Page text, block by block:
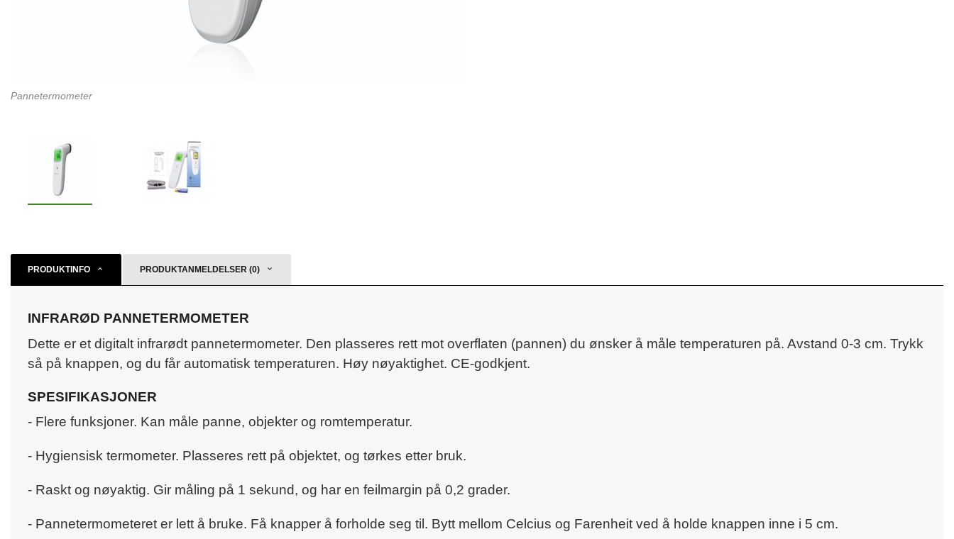
Pannetermometer
PRODUKTINFO PRODUKTANMELDELSER (0)
INFRARØD PANNETERMOMETER
Dette er et digitalt infrarødt pannetermometer. Den plasseres rett mot overflaten (pannen) du ønsker å måle temperaturen på. Avstand 0-3 cm. Trykk
så på knappen, og du får automatisk temperaturen. Høy nøyaktighet. CE-godkjent.
SPESIFIKASJONER
- Flere funksjoner. Kan måle panne, objekter og romtemperatur.
- Hygiensisk termometer. Plasseres rett på objektet, og tørkes etter bruk.
- Raskt og nøyaktig. Gir måling på 1 sekund, og har en feilmargin på 0,2 grader.
- Pannetermometeret er lett å bruke. Få knapper å forholde seg til. Bytt mellom Celcius og Farenheit ved å holde knappen inne i 5 cm.